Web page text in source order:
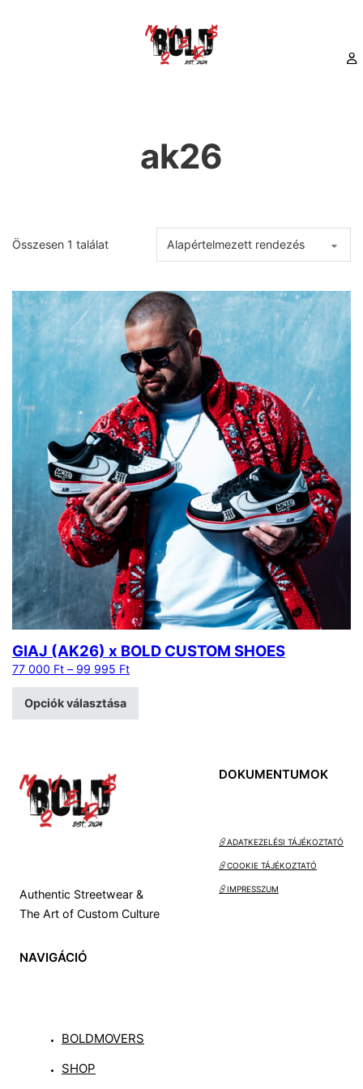
ak26
Összesen 1 találat
GIAJ (AK26) x BOLD CUSTOM SHOES
77 000 Ft – 99 995 Ft
Opciók választása
Ennek a terméknek több variációja van. A változatok a
Authentic Streetwear &
The Art of Custom Culture
DOKUMENTUMOK
ADATKEZELÉSI TÁJÉKOZTATÓ
COOKIE TÁJÉKOZTATÓ
IMPRESSZUM
NAVIGÁCIÓ
BOLDMOVERS
SHOP